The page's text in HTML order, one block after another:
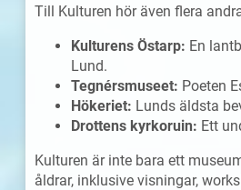
Till Kulturen hör även flera
Kulturens Östarp: En
Lund.
Tegnérsmuseet: Poeten
Hökeriet: Lunds äldsta
Drottens kyrkoruin: Ett
Kulturen är inte bara ett
åldrar, inklusive visningar,